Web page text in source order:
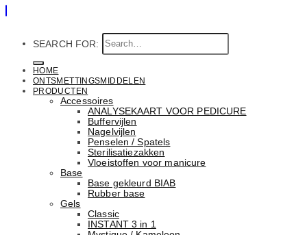
SEARCH FOR:
HOME
ONTSMETTINGSMIDDELEN
PRODUCTEN
Accessoires
ANALYSEKAART VOOR PEDICURE
Buffervijlen
Nagelvijlen
Penselen / Spatels
Sterilisatiezakken
Vloeistoffen voor manicure
Base
Basе gekleurd BIAB
Rubber basе
Gels
Classic
INSTANT 3 in 1